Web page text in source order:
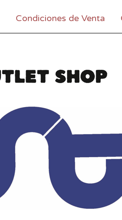
Condiciones de Venta